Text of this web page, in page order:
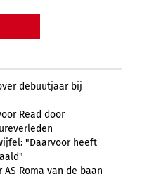
debuutjaar bij
Read door
"Daarvoor heeft
Roma van de baan